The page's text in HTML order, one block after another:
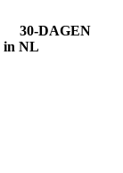
30-DAGEN
NL